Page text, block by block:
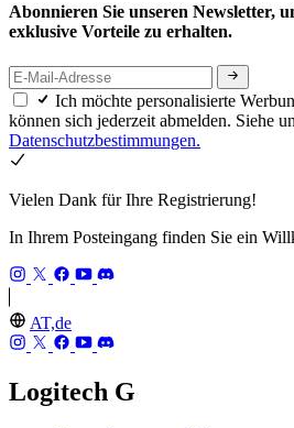
Abonnieren Sie unseren Newsletter,
exklusive Vorteile zu erhalten.
Ich möchte personalisierte
können sich jederzeit abmelden. Siehe
Datenschutzbestimmungen.
Vielen Dank für Ihre Registrierung!
In Ihrem Posteingang finden Sie ein
AT,de
Logitech G